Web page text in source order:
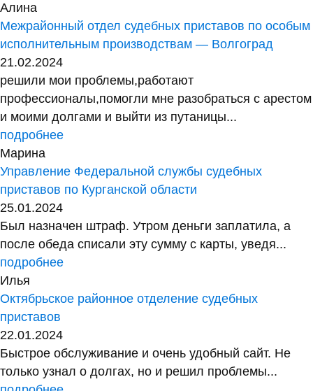
Алина
Межрайонный отдел судебных приставов по особым
исполнительным производствам — Волгоград
21.02.2024
решили мои проблемы,работают
профессионалы,помогли мне разобраться с арестом
и моими долгами и выйти из путаницы...
подробнее
Марина
Управление Федеральной службы судебных
приставов по Курганской области
25.01.2024
Был назначен штраф. Утром деньги заплатила, а
после обеда списали эту сумму с карты, уведя...
подробнее
Илья
Октябрьское районное отделение судебных
приставов
22.01.2024
Быстрое обслуживание и очень удобный сайт. Не
только узнал о долгах, но и решил проблемы...